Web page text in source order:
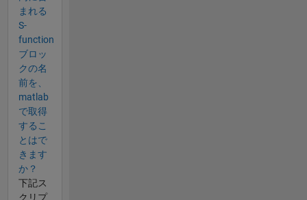
まれる
S-
function
ブロッ
クの名
前を、
matlab
で取得
するこ
とはで
きます
か？
下記ス
クリプ